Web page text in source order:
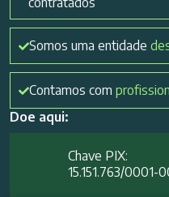
Somos uma entidade
Contamos com
Doe aqui:
Chave PIX:
15.151.763/0001-